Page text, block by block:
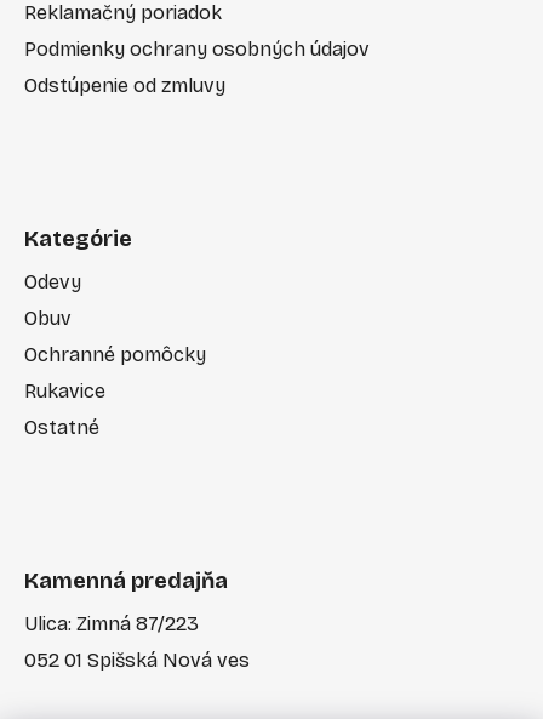
Reklamačný poriadok
Podmienky ochrany osobných údajov
Odstúpenie od zmluvy
Kategórie
Odevy
Obuv
Ochranné pomôcky
Rukavice
Ostatné
Kamenná predajňa
Ulica: Zimná 87/223
052 01 Spišská Nová ves